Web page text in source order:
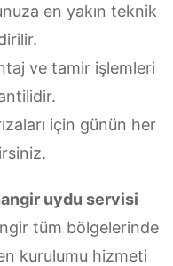
en yakın teknik
ve tamir işlemleri
için günün her
uydu servisi
tüm bölgelerinde
kurulumu hizmeti